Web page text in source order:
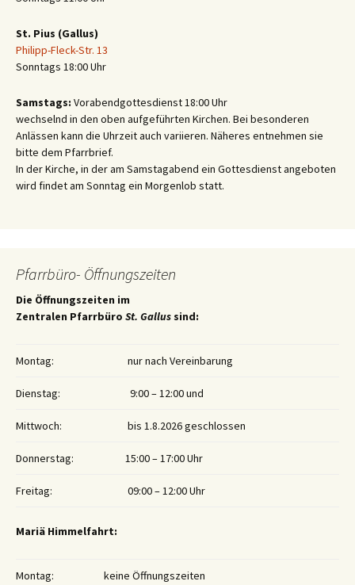
St. Pius (Gallus)
Philipp-Fleck-Str. 13
Sonntags 18:00 Uhr
Samstags: Vorabendgottesdienst 18:00 Uhr
wechselnd in den oben aufgeführten Kirchen. Bei besonderen
Anlässen kann die Uhrzeit auch variieren. Näheres entnehmen sie
bitte dem Pfarrbrief.
In der Kirche, in der am Samstagabend ein Gottesdienst angeboten
wird findet am Sonntag ein Morgenlob statt.
Pfarrbüro- Öffnungszeiten
Die Öffnungszeiten im
Zentralen Pfarrbüro St. Gallus sind:
Montag: nur nach Vereinbarung
Dienstag: 9:00 – 12:00 und
Mittwoch: bis 1.8.2026 geschlossen
Donnerstag: 15:00 – 17:00 Uhr
Freitag: 09:00 – 12:00 Uhr
Mariä Himmelfahrt:
Montag: keine Öffnungszeiten